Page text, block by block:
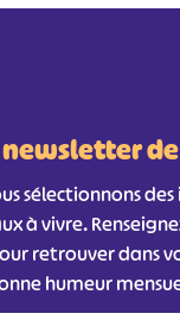
newsletter
sélectionnons
à vivre.
retrouver dans
humeur